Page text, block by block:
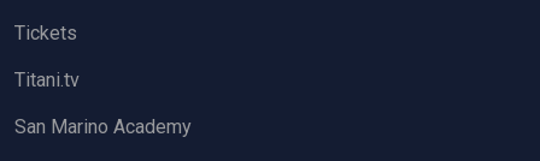
Tickets
Titani.tv
San Marino Academy